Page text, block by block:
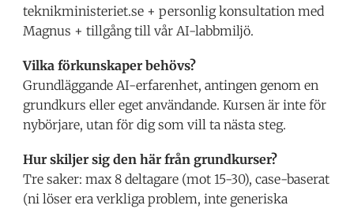
teknikministeriet.se + personlig konsultation med
Magnus + tillgång till vår AI-labbmiljö.
Vilka förkunskaper behövs?
Grundläggande AI-erfarenhet, antingen genom en
grundkurs eller eget användande. Kursen är inte för
nybörjare, utan för dig som vill ta nästa steg.
Hur skiljer sig den här från grundkurser?
Tre saker: max 8 deltagare (mot 15-30), case-baserat
(ni löser era verkliga problem, inte generiska